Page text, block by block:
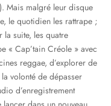
Mais malgré leur disque
le quotidien les rattrape ;
suite, les quatre
« Cap’tain Créole » avec
reggae, d’explorer de
volonté de dépasser
d’enregistrement